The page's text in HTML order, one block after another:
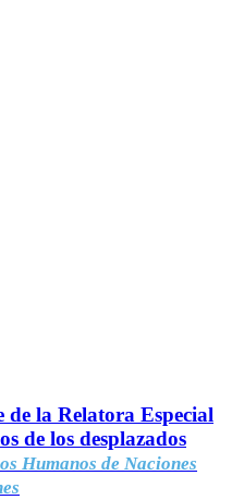
la Relatora Especial
de los desplazados
Humanos de Naciones